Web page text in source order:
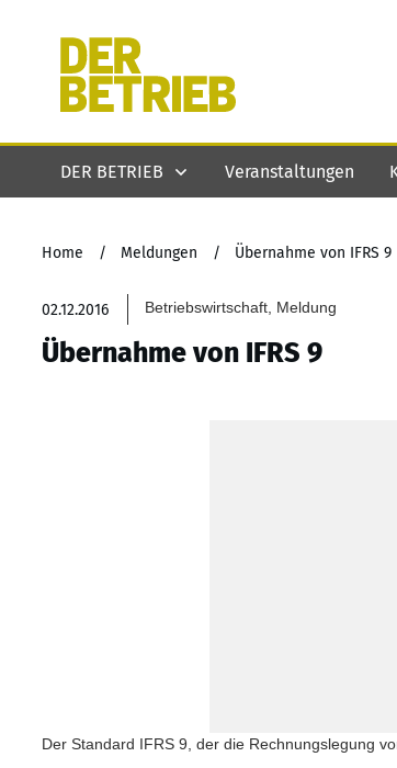
DER BETRIEB Veranstaltungen
Home / Meldungen / Übernahme von IFRS 9
02.12.2016 Betriebswirtschaft, Meldung
Übernahme von IFRS 9
Der Standard IFRS 9, der die Rechnungslegung